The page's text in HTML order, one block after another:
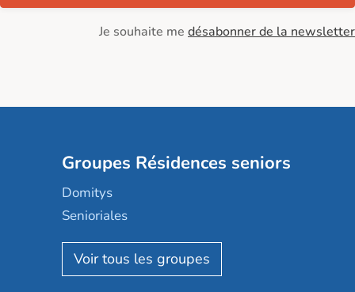
Je souhaite me désabonner de la newsletter
Groupes Résidences seniors
Domitys
Senioriales
Nohée
Les Résidentiels